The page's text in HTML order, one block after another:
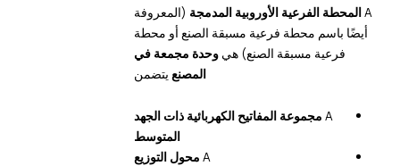
Aالمحطة الفرعية الأوروبية المدمجة(المعروفة
أيضًا باسم محطة فرعية مسبقة الصنع أو محطة
فرعية مسبقة الصنع) هيوحدة مجمعة في
المصنعيتضمن
Aمجموعة المفاتيح الكهربائية ذات الجهد
المتوسط
Aمحول التوزيع